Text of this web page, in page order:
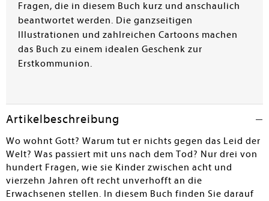
Fragen, die in diesem Buch kurz und anschaulich
beantwortet werden. Die ganzseitigen
Illustrationen und zahlreichen Cartoons machen
das Buch zu einem idealen Geschenk zur
Erstkommunion.
Artikelbeschreibung
Wo wohnt Gott? Warum tut er nichts gegen das Leid der
Welt? Was passiert mit uns nach dem Tod? Nur drei von
hundert Fragen, wie sie Kinder zwischen acht und
vierzehn Jahren oft recht unverhofft an die
Erwachsenen stellen. In diesem Buch finden Sie darauf